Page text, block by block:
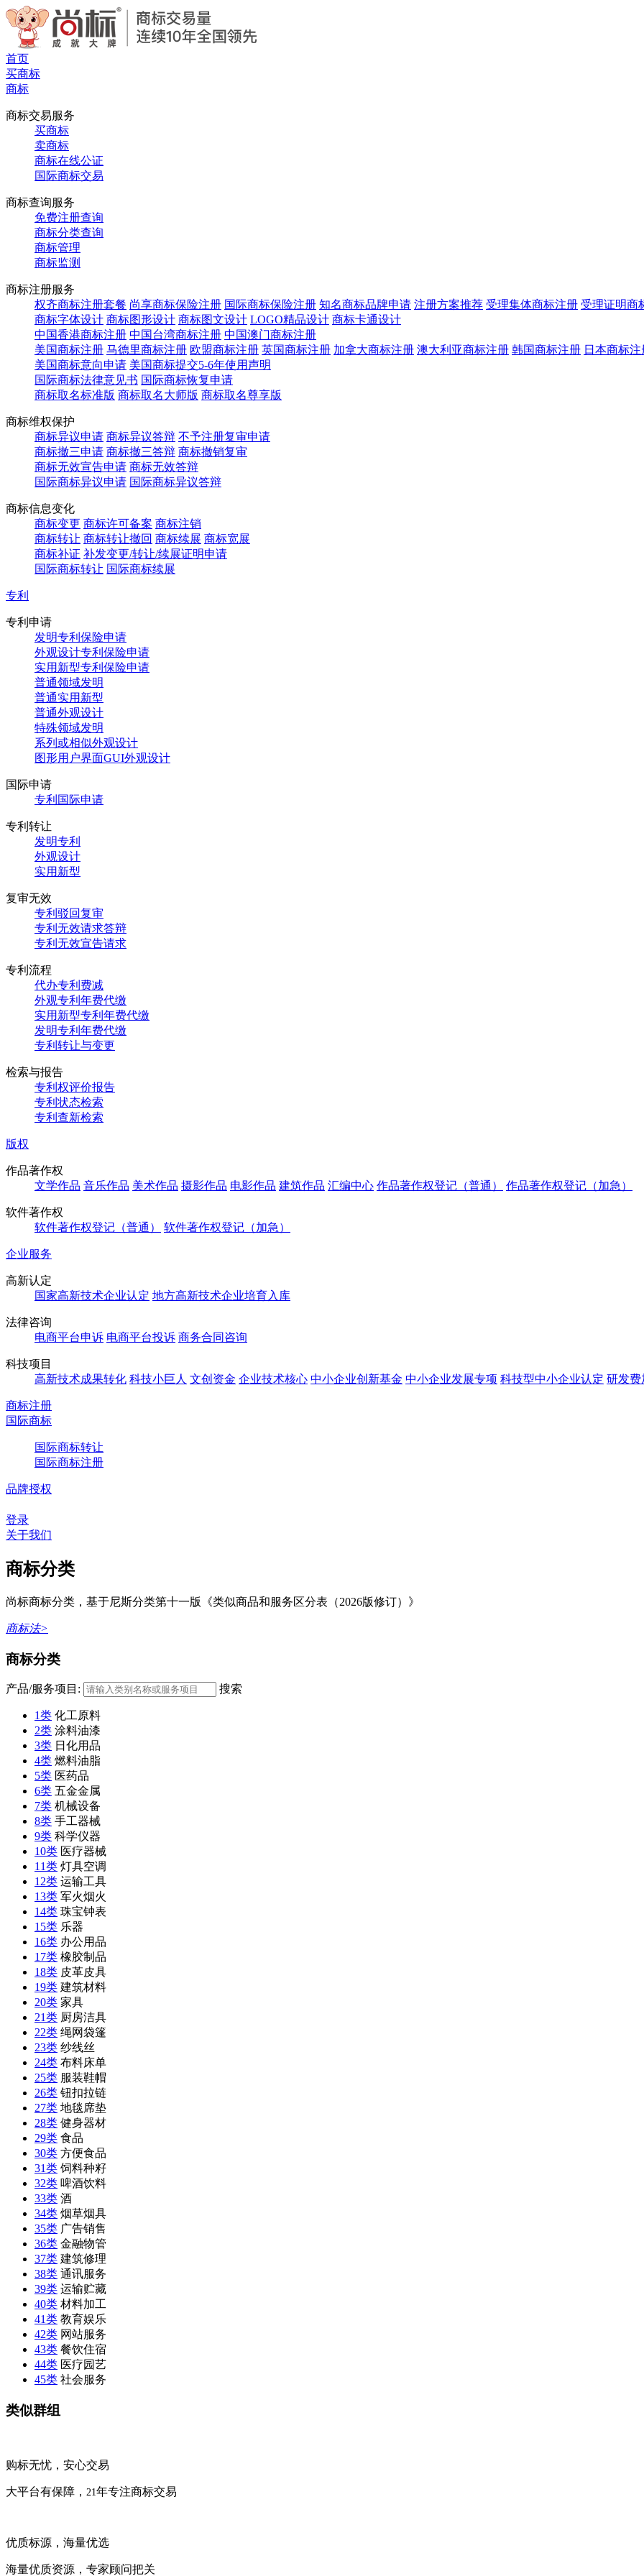
首页
买商标
商标
商标交易服务
买商标
卖商标
商标在线公证
国际商标交易
商标查询服务
免费注册查询
商标分类查询
商标管理
商标监测
商标注册服务
权齐商标注册套餐 尚享商标保险注册 国际商标保险注册 知名商标品牌申请 注册方案推荐 受理集体商标注册 受理证明商
商标字体设计 商标图形设计 商标图文设计 LOGO精品设计 商标卡通设计
中国香港商标注册 中国台湾商标注册 中国澳门商标注册
美国商标注册 马德里商标注册 欧盟商标注册 英国商标注册 加拿大商标注册 澳大利亚商标注册 韩国商标注册 日本商标注
美国商标意向申请 美国商标提交5-6年使用声明
国际商标法律意见书 国际商标恢复申请
商标取名标准版 商标取名大师版 商标取名尊享版
商标维权保护
商标异议申请 商标异议答辩 不予注册复审申请
商标撤三申请 商标撤三答辩 商标撤销复审
商标无效宣告申请 商标无效答辩
国际商标异议申请 国际商标异议答辩
商标信息变化
商标变更 商标许可备案 商标注销
商标转让 商标转让撤回 商标续展 商标宽展
商标补证 补发变更/转让/续展证明申请
国际商标转让 国际商标续展
专利
专利申请
发明专利保险申请
外观设计专利保险申请
实用新型专利保险申请
普通领域发明
普通实用新型
普通外观设计
特殊领域发明
系列或相似外观设计
图形用户界面GUI外观设计
国际申请
专利国际申请
专利转让
发明专利
外观设计
实用新型
复审无效
专利驳回复审
专利无效请求答辩
专利无效宣告请求
专利流程
代办专利费减
外观专利年费代缴
实用新型专利年费代缴
发明专利年费代缴
专利转让与变更
检索与报告
专利权评价报告
专利状态检索
专利查新检索
版权
作品著作权
文学作品 音乐作品 美术作品 摄影作品 电影作品 建筑作品 汇编中心 作品著作权登记（普通） 作品著作权登记（加急）
软件著作权
软件著作权登记（普通）
软件著作权登记（加急）
企业服务
高新认定
国家高新技术企业认定 地方高新技术企业培育入库
法律咨询
电商平台申诉 电商平台投诉 商务合同咨询
科技项目
高新技术成果转化 科技小巨人 文创资金 企业技术核心 中小企业创新基金 中小企业发展专项 科技型中小企业认定 研发费
商标注册
国际商标
国际商标转让
国际商标注册
品牌授权
登录
关于我们
商标分类
尚标商标分类，基于尼斯分类第十一版《类似商品和服务区分表（2026版修订）》
商标法>
商标分类
产品/服务项目: 搜索
1类 化工原料
2类 涂料油漆
3类 日化用品
4类 燃料油脂
5类 医药品
6类 五金金属
7类 机械设备
8类 手工器械
9类 科学仪器
10类 医疗器械
11类 灯具空调
12类 运输工具
13类 军火烟火
14类 珠宝钟表
15类 乐器
16类 办公用品
17类 橡胶制品
18类 皮革皮具
19类 建筑材料
20类 家具
21类 厨房洁具
22类 绳网袋篷
23类 纱线丝
24类 布料床单
25类 服装鞋帽
26类 钮扣拉链
27类 地毯席垫
28类 健身器材
29类 食品
30类 方便食品
31类 饲料种籽
32类 啤酒饮料
33类 酒
34类 烟草烟具
35类 广告销售
36类 金融物管
37类 建筑修理
38类 通讯服务
39类 运输贮藏
40类 材料加工
41类 教育娱乐
42类 网站服务
43类 餐饮住宿
44类 医疗园艺
45类 社会服务
类似群组
购标无忧，安心交易
大平台有保障， 21年专注商标交易
优质标源，海量优选
海量优质资源，专家顾问把关